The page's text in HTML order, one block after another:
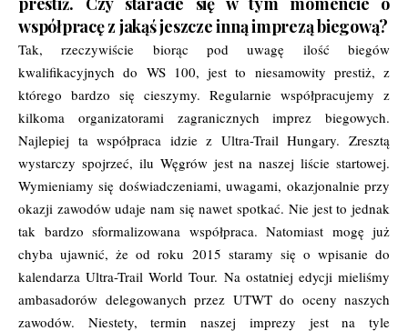
współpracę z jakąś jeszcze inną imprezą biegową?
Tak, rzeczywiście biorąc pod uwagę ilość biegów
kwalifikacyjnych do WS 100, jest to niesamowity prestiż, z
którego bardzo się cieszymy. Regularnie współpracujemy z
kilkoma organizatorami zagranicznych imprez biegowych.
Najlepiej ta współpraca idzie z Ultra-Trail Hungary. Zresztą
wystarczy spojrzeć, ilu Węgrów jest na naszej liście startowej.
Wymieniamy się doświadczeniami, uwagami, okazjonalnie przy
okazji zawodów udaje nam się nawet spotkać. Nie jest to jednak
tak bardzo sformalizowana współpraca. Natomiast mogę już
chyba ujawnić, że od roku 2015 staramy się o wpisanie do
kalendarza Ultra-Trail World Tour. Na ostatniej edycji mieliśmy
ambasadorów delegowanych przez UTWT do oceny naszych
zawodów. Niestety, termin naszej imprezy jest na tyle